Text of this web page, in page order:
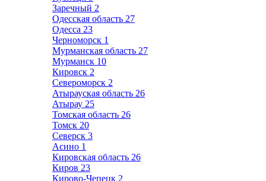
Заречный 2
Одесская область 27
Одесса 23
Черноморск 1
Мурманская область 27
Мурманск 10
Кировск 2
Североморск 2
Атырауская область 26
Атырау 25
Томская область 26
Томск 20
Северск 3
Асино 1
Кировская область 26
Киров 23
Кирово-Чепецк 2